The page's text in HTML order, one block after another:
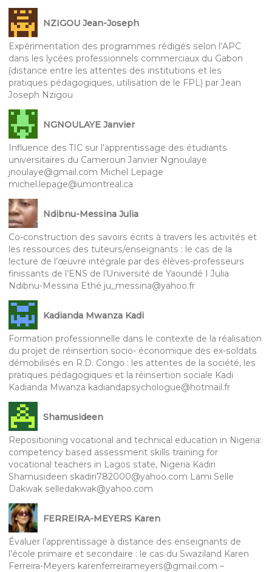
NZIGOU Jean-Joseph
Expérimentation des programmes rédigés selon l’APC
dans les lycées professionnels commerciaux du Gabon
(distance entre les attentes des institutions et les
pratiques pédagogiques, utilisation de le FPL) par Jean
Joseph Nzigou
NGNOULAYE Janvier
Influence des TIC sur l’apprentissage des étudiants
universitaires du Cameroun Janvier Ngnoulaye
jnoulaye@gmail.com Michel Lepage
michel.lepage@umontreal.ca
Ndibnu-Messina Julia
Co-construction des savoirs écrits à travers les activités et
les ressources des tuteurs/enseignants : le cas de la
lecture de l’œuvre intégrale par des élèves-professeurs
finissants de l’ENS de l’Université de Yaoundé I Julia
Ndibnu-Messina Ethé ju_messina@yahoo.fr
Kadianda Mwanza Kadi
Formation professionnelle dans le contexte de la réalisation
du projet de réinsertion socio- économique des ex-soldats
démobilisés en R.D. Congo : les attentes de la société, les
pratiques pédagogiques et la réinsertion sociale Kadi
Kadianda Mwanza kadiandapsychologue@hotmail.fr
Shamusideen
Repositioning vocational and technical education in Nigeria:
competency based assessment skills training for
vocational teachers in Lagos state, Nigeria Kadiri
Shamusideen skadiri782000@yahoo.com Lami Selle
Dakwak selledakwak@yahoo.com
FERREIRA-MEYERS Karen
Évaluer l’apprentissage à distance des enseignants de
l’école primaire et secondaire : le cas du Swaziland Karen
Ferreira-Meyers karenferreirameyers@gmail.com –